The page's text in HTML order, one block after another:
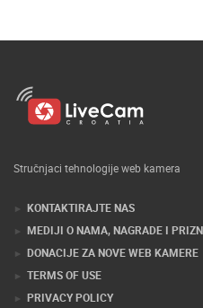
Stručnjaci tehnologije web kamera
KONTAKTIRAJTE NAS
MEDIJI O NAMA, NAGRADE I
DONACIJE ZA NOVE WEB KAMERE
TERMS OF USE
PRIVACY POLICY